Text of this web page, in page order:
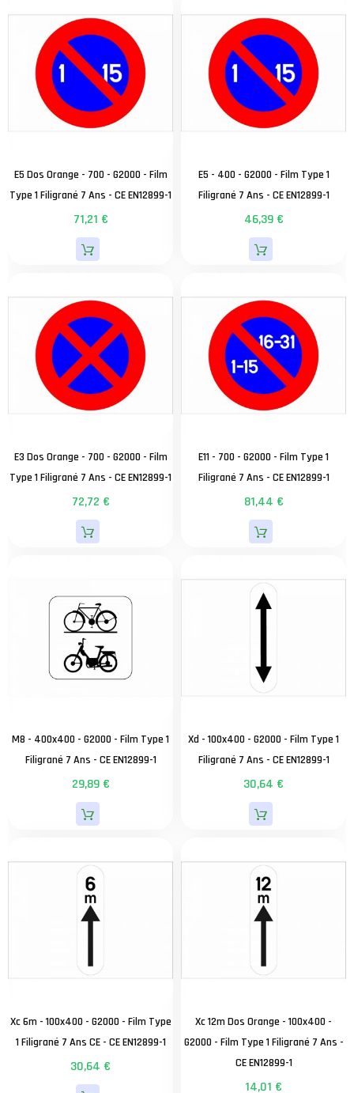
E5 Dos Orange - 700 - G2000 - Film
Type 1 Filigrané 7 Ans - CE EN12899-1
71,21 €
E5 - 400 - G2000 - Film Type 1
Filigrané 7 Ans - CE EN12899-1
46,39 €
E3 Dos Orange - 700 - G2000 - Film
Type 1 Filigrané 7 Ans - CE EN12899-1
72,72 €
E11 - 700 - G2000 - Film Type 1
Filigrané 7 Ans - CE EN12899-1
81,44 €
M8 - 400x400 - G2000 - Film Type 1
Filigrané 7 Ans - CE EN12899-1
29,89 €
Xd - 100x400 - G2000 - Film Type 1
Filigrané 7 Ans - CE EN12899-1
30,64 €
Xc 6m - 100x400 - G2000 - Film Type
1 Filigrané 7 Ans CE - CE EN12899-1
30,64 €
Xc 12m Dos Orange - 100x400 -
G2000 - Film Type 1 Filigrané 7 Ans -
CE EN12899-1
14,01 €